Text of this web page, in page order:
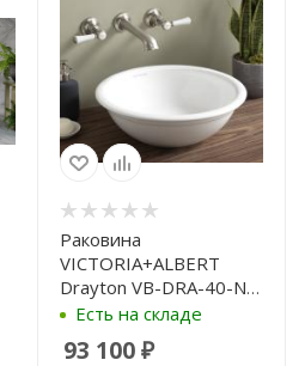
Раковина
VICTORIA+ALBERT
Drayton VB-DRA-40-NO
накладная, Ø40 см,
Есть на складе
93 100₽